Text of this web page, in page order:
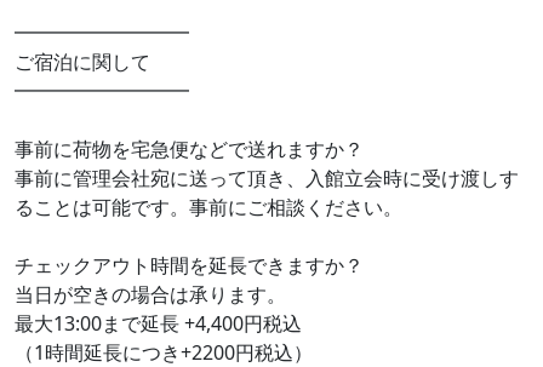
━━━━━━━━━
ご宿泊に関して
━━━━━━━━━
事前に荷物を宅急便などで送れますか？
事前に管理会社宛に送って頂き、入館立会時に受け渡しす
ることは可能です。事前にご相談ください。
チェックアウト時間を延長できますか？
当日が空きの場合は承ります。
最大13:00まで延長 +4,400円税込
（1時間延長につき+2200円税込）